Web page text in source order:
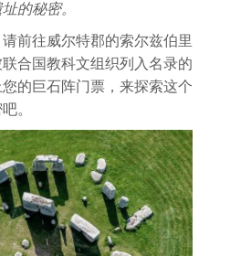
的秘密。
前往威尔特郡的索尔兹伯里
合国教科文组织列入名录的
的巨石阵门票，来探索这个
。